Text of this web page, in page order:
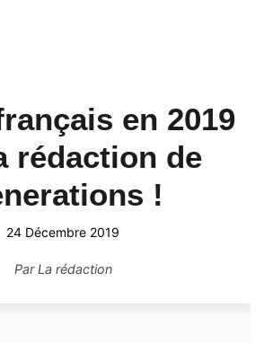
en 2019
rédaction de
!
24 Décembre 2019
ParLa rédaction